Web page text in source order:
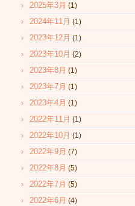
2025年3月 (1)
2024年11月 (1)
2023年12月 (1)
2023年10月 (2)
2023年8月 (1)
2023年7月 (1)
2023年4月 (1)
2022年11月 (1)
2022年10月 (1)
2022年9月 (7)
2022年8月 (5)
2022年7月 (5)
2022年6月 (4)